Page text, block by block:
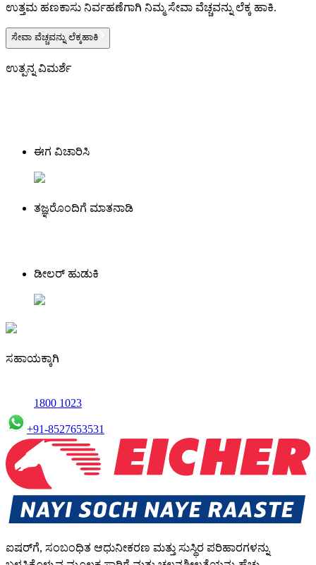
ಉತ್ತಮ ಹಣಕಾಸು ನಿರ್ವಹಣೆಗಾಗಿ ನಿಮ್ಮ ಸೇವಾ ವೆಚ್ಚವನ್ನು ಲೆಕ್ಕ ಹಾಕಿ.
ಸೇವಾ ವೆಚ್ಚವನ್ನು ಲೆಕ್ಕಹಾಕಿ
ಉತ್ಪನ್ನ ವಿಮರ್ಶೆ
ಈಗ ವಿಚಾರಿಸಿ
ತಜ್ಞರೊಂದಿಗೆ ಮಾತನಾಡಿ
ಡೀಲರ್ ಹುಡುಕಿ
ಸಹಾಯಕ್ಕಾಗಿ
1800 1023
+91-8527653531
ಐಷರ್‌ಗೆ, ಸಂಬಂಧಿತ ಆಧುನೀಕರಣ ಮತ್ತು ಸುಸ್ಥಿರ ಪರಿಹಾರಗಳನ್ನು